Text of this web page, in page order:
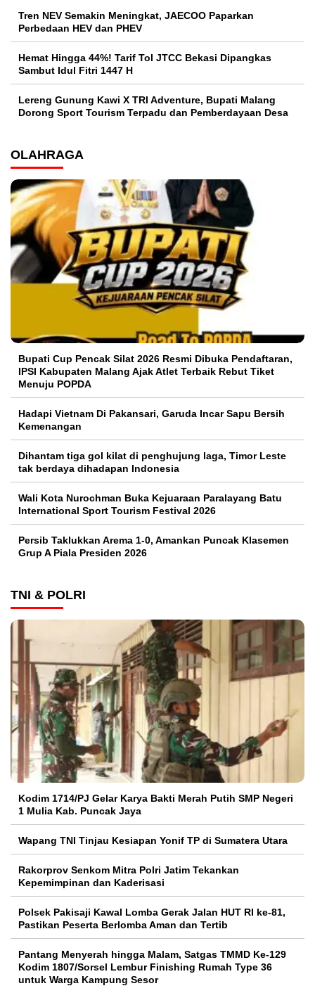
Tren NEV Semakin Meningkat, JAECOO Paparkan
Perbedaan HEV dan PHEV
Hemat Hingga 44%! Tarif Tol JTCC Bekasi Dipangkas
Sambut Idul Fitri 1447 H
Lereng Gunung Kawi X TRI Adventure, Bupati Malang
Dorong Sport Tourism Terpadu dan Pemberdayaan Desa
OLAHRAGA
Bupati Cup Pencak Silat 2026 Resmi Dibuka Pendaftaran,
IPSI Kabupaten Malang Ajak Atlet Terbaik Rebut Tiket
Menuju POPDA
Hadapi Vietnam Di Pakansari, Garuda Incar Sapu Bersih
Kemenangan
Dihantam tiga gol kilat di penghujung laga, Timor Leste
tak berdaya dihadapan Indonesia
Wali Kota Nurochman Buka Kejuaraan Paralayang Batu
International Sport Tourism Festival 2026
Persib Taklukkan Arema 1-0, Amankan Puncak Klasemen
Grup A Piala Presiden 2026
TNI & POLRI
Kodim 1714/PJ Gelar Karya Bakti Merah Putih SMP Negeri
1 Mulia Kab. Puncak Jaya
Wapang TNI Tinjau Kesiapan Yonif TP di Sumatera Utara
Rakorprov Senkom Mitra Polri Jatim Tekankan
Kepemimpinan dan Kaderisasi
Polsek Pakisaji Kawal Lomba Gerak Jalan HUT RI ke-81,
Pastikan Peserta Berlomba Aman dan Tertib
Pantang Menyerah hingga Malam, Satgas TMMD Ke-129
Kodim 1807/Sorsel Lembur Finishing Rumah Type 36
untuk Warga Kampung Sesor